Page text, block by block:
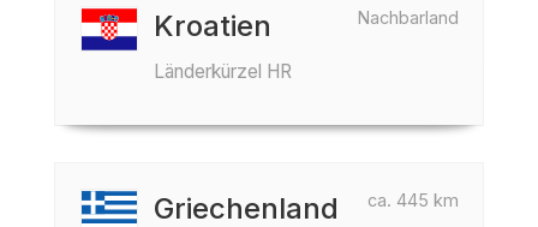
Nachbarland
Kroatien
Länderkürzel HR
ca. 445 km
Griechenland